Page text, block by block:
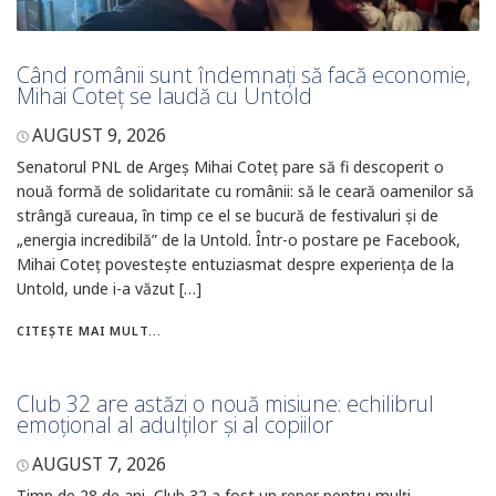
Când românii sunt îndemnați să facă economie,
Mihai Coteț se laudă cu Untold
AUGUST 9, 2026
Senatorul PNL de Argeș Mihai Coteț pare să fi descoperit o
nouă formă de solidaritate cu românii: să le ceară oamenilor să
strângă cureaua, în timp ce el se bucură de festivaluri și de
„energia incredibilă” de la Untold. Într-o postare pe Facebook,
Mihai Coteț povestește entuziasmat despre experiența de la
Untold, unde i-a văzut […]
CITEȘTE MAI MULT...
Club 32 are astăzi o nouă misiune: echilibrul
emoțional al adulților și al copiilor
AUGUST 7, 2026